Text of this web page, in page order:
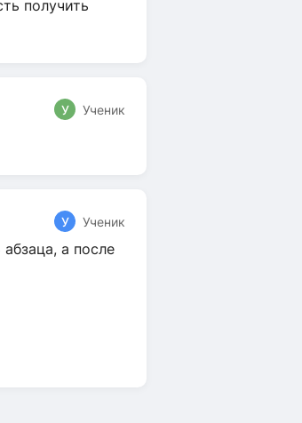
получить
У Ученик
У Ученик
а после